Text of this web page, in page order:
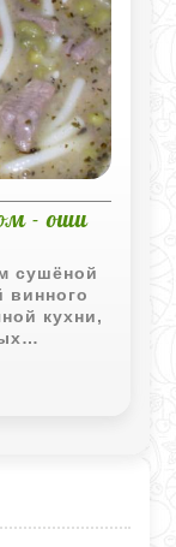
- оши
сушёной
винного
кухни,